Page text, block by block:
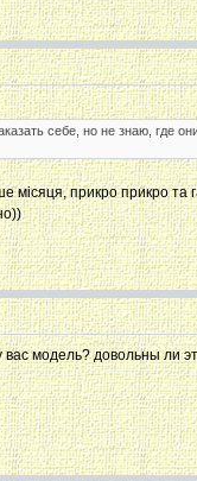
себе, но не знаю, где
місяця, прикро прикро
модель? довольны ли